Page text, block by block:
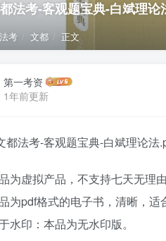
法考-客观题宝典-白斌理论
法考 文都 正文
第一考资
1年前更新
都法考-客观题宝典-白斌理论法
为虚拟产品，不支持七天无理
为pdf格式的电子书，清晰，适
水印：本品为无水印版。